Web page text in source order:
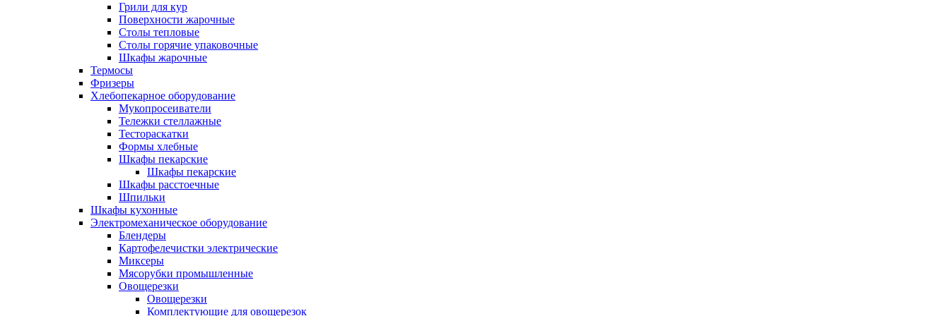
Грили для кур
Поверхности жарочные
Столы тепловые
Столы горячие упаковочные
Шкафы жарочные
Термосы
Фризеры
Хлебопекарное оборудование
Мукопросеиватели
Тележки стеллажные
Тестораскатки
Формы хлебные
Шкафы пекарские
Шкафы пекарские
Шкафы расстоечные
Шпильки
Шкафы кухонные
Электромеханическое оборудование
Блендеры
Картофелечистки электрические
Миксеры
Мясорубки промышленные
Овощерезки
Овощерезки
Комплектующие для овощерезок